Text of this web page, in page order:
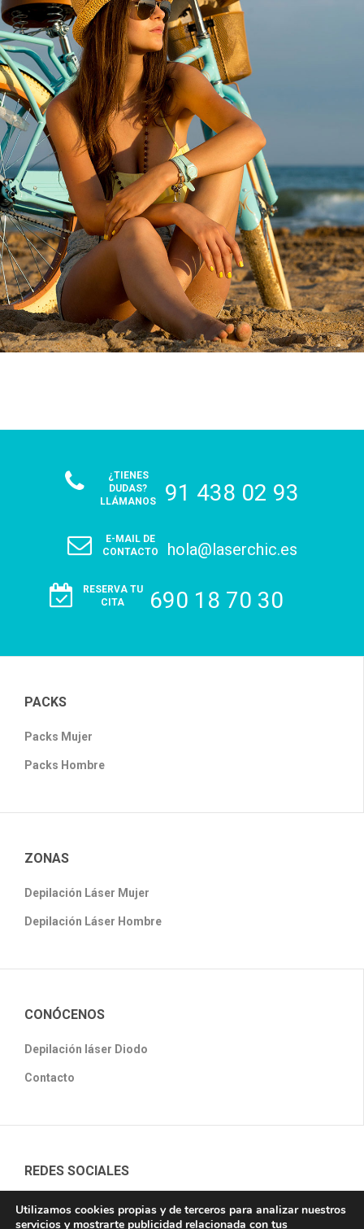
¿TIENES
DUDAS?
LLÁMANOS
91 438 02 93
E-MAIL DE
CONTACTO
hola@laserchic.es
RESERVA TU
CITA
690 18 70 30
PACKS
Packs Mujer
Packs Hombre
ZONAS
Depilación Láser Mujer
Depilación Láser Hombre
CONÓCENOS
Depilación láser Diodo
Contacto
REDES SOCIALES
Utilizamos cookies propias y de terceros para analizar nuestros
servicios y mostrarte publicidad relacionada con tus